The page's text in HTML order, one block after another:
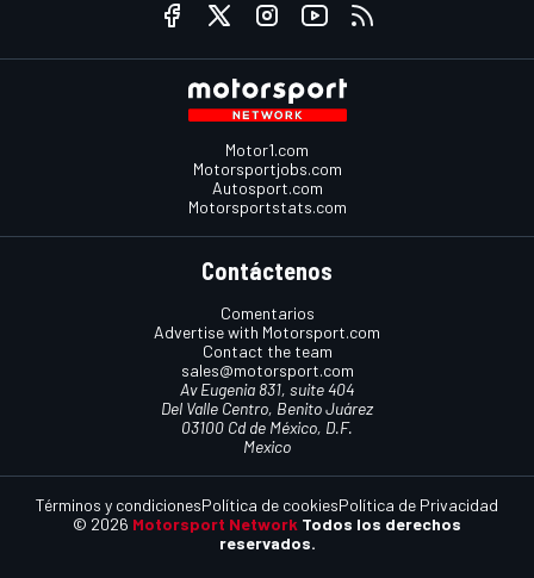
Motor1.com
Motorsportjobs.com
Autosport.com
Motorsportstats.com
Contáctenos
Comentarios
Advertise with Motorsport.com
Contact the team
sales@motorsport.com
Av Eugenia 831, suite 404
Del Valle Centro, Benito Juárez
03100 Cd de México, D.F.
Mexico
© 2026 Motorsport Network Todos los derechos
reservados.
Términos y condicionesPolítica de cookiesPolítica de Privacidad